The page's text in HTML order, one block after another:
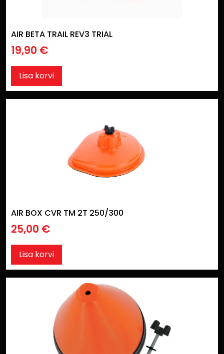
AIR BETA TRAIL REV3 TRIAL
19,90 €
Lisa korvi
AIR BOX CVR TM 2T 250/300
25,00 €
Lisa korvi